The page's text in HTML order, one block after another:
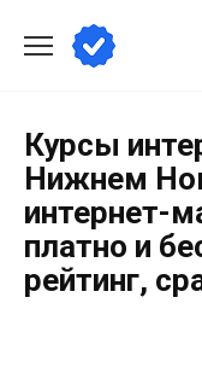
Курсы
Нижнем
интернет-
платно и
рейтинг,